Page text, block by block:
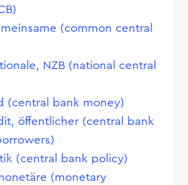
(common central
NZB (national central
(central bank money)
öffentlicher (central bank
(central bank policy)
(monetary